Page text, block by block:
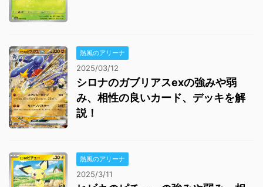
熱風のアリーナ
2025/03/12
シロナのガブリアスexの強みや弱
み、相性の良いカード、デッキを解
説！
熱風のアリーナ
2025/3/11